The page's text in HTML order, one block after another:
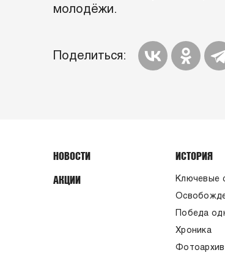
молодёжи.
Поделиться:
НОВОСТИ
АКЦИИ
ИСТОРИЯ
Ключевые
Победа
Хроника
Фотоархив